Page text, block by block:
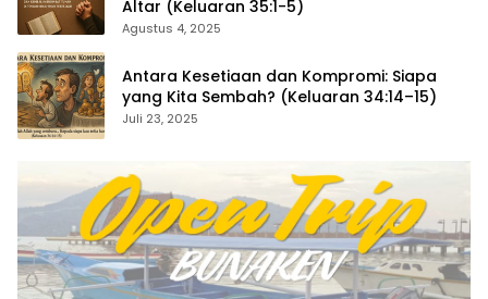
Altar (Keluaran 35:1-5)
Agustus 4, 2025
Antara Kesetiaan dan Kompromi: Siapa
yang Kita Sembah? (Keluaran 34:14–15)
Juli 23, 2025